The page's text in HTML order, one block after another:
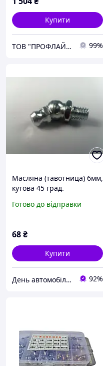
Купити
ТОВ "ПРОФЛАЙН 2000" 99%
Масляна (тавотница) 6мм,
кутова 45 град.
Готово до відправки
68₴
Купити
День автомобіліста 92%